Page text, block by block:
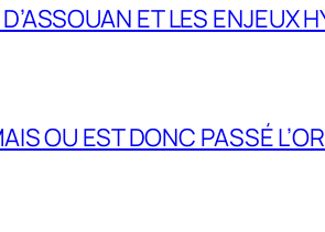
ET LES ENJEUX
OU EST DONC PASSÉ